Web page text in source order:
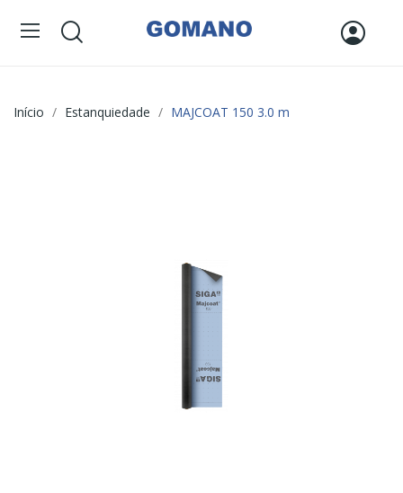
Início Estanquiedade MAJCOAT 150 3.0 m